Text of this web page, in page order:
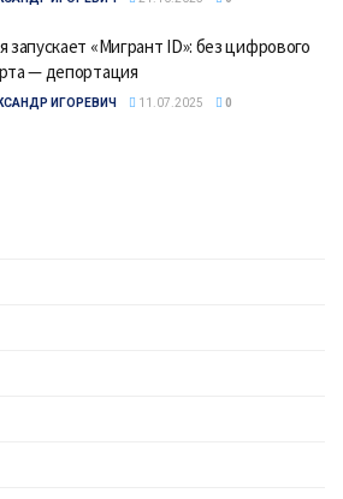
запускает «Мигрант ID»: без цифрового
— депортация
ИГОРЕВИЧ 11.07.2025 0